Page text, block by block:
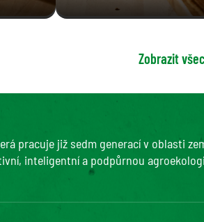
Zobrazit
pracuje již sedm generací v oblasti
inteligentní a podpůrnou